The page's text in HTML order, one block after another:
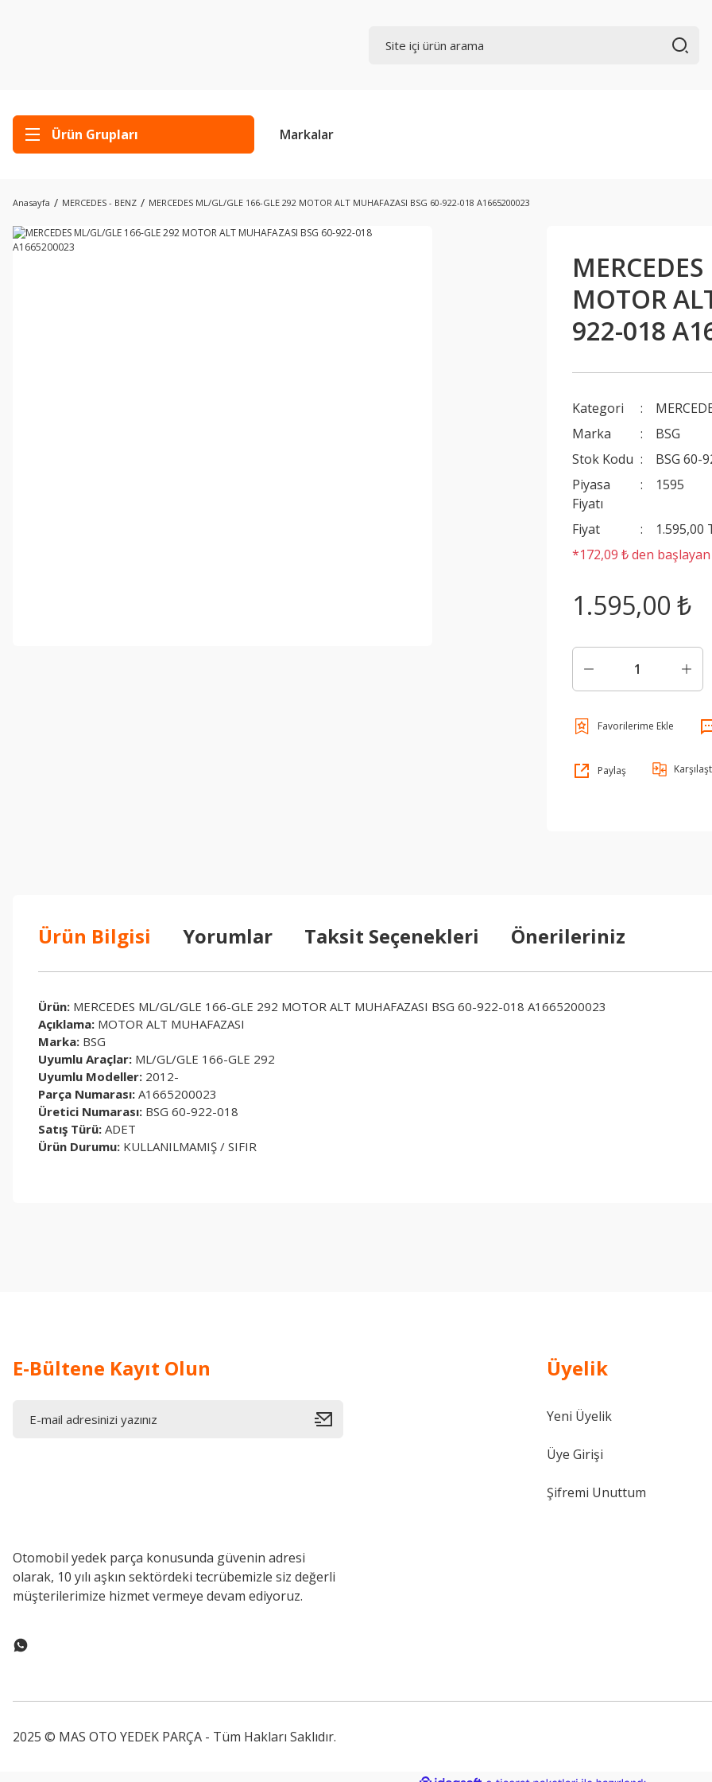
Ürün Grupları Markalar
Anasayfa MERCEDES - BENZ MERCEDES ML/GL/GLE 166-GLE 292 MOTOR ALT MUHAFAZASI BSG 60-922-018 A1665200023
MOTOR
922-018
Kategori
Marka
BSG
Stok Kodu
BSG 60-
Piyasa
Fiyatı
1595
Fiyat
1.595,00
*172,09 ₺ den
1.595,00 ₺
Paylaş
Ürün Bilgisi Yorumlar Taksit Seçenekleri Önerileriniz
Ürün: MERCEDES ML/GL/GLE 166-GLE 292 MOTOR ALT MUHAFAZASI BSG 60-922-018 A1665200023
Açıklama: MOTOR ALT MUHAFAZASI
Marka: BSG
Uyumlu Araçlar: ML/GL/GLE 166-GLE 292
Uyumlu Modeller: 2012-
Parça Numarası: A1665200023
Üretici Numarası: BSG 60-922-018
Satış Türü: ADET
Ürün Durumu: KULLANILMAMIŞ / SIFIR
E-Bültene Kayıt Olun
Otomobil yedek parça konusunda güvenin adresi
olarak, 10 yılı aşkın sektördeki tecrübemizle siz değerli
müşterilerimize hizmet vermeye devam ediyoruz.
Üyelik
Yeni Üyelik
Üye Girişi
Şifremi Unuttum
2025 © MAS OTO YEDEK PARÇA - Tüm Hakları Saklıdır.